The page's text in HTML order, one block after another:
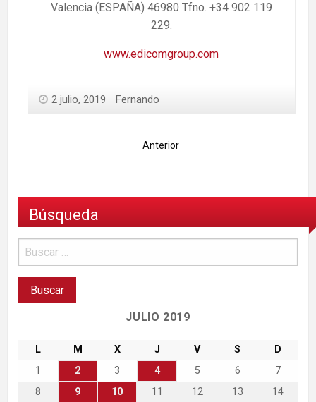
Valencia (ESPAÑA) 46980 Tfno. +34 902 119
229.
www.edicomgroup.com
2 julio, 2019 Fernando
Anterior
Búsqueda
JULIO 2019
L M X J V S
D
1
2 3 4 5 6
7
8
9 10 11 12 13
14